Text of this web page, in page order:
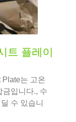
트 플레이
Plate는 고온
금입니다., 수
수 있습니